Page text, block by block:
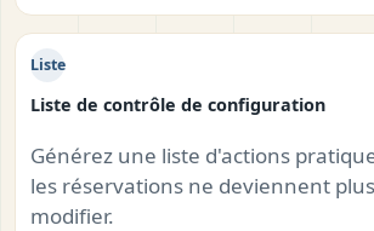
Liste
Liste de contrôle de configuration
Générez une liste d'actions
les réservations ne deviennent
modifier.